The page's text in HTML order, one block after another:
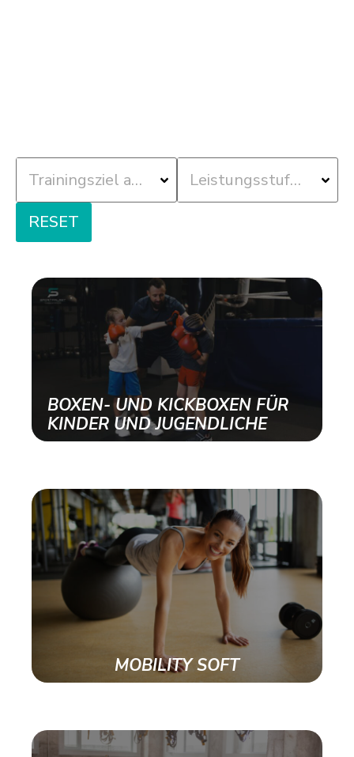
RESET
BOXEN- UND KICKBOXEN FÜR
KINDER UND JUGENDLICHE
MOBILITY SOFT